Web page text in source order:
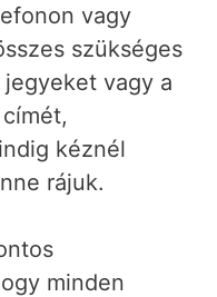
vagy
szükséges
vagy a
kéznél
rájuk.
minden